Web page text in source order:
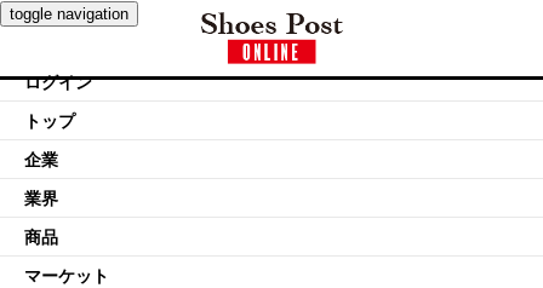
toggle navigation
ログイン
トップ
企業
業界
商品
マーケット